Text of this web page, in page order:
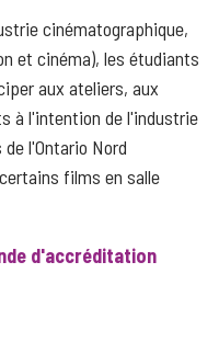
cinématographique,
et cinéma), les étudiants
aux ateliers, aux
à l'intention de l'industrie
l'Ontario Nord
films en salle
d'accréditation